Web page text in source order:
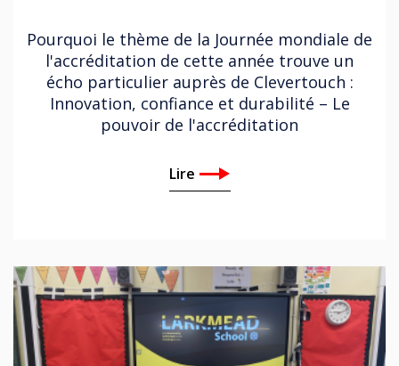
Pourquoi le thème de la Journée mondiale de
l'accréditation de cette année trouve un
écho particulier auprès de Clevertouch :
Innovation, confiance et durabilité – Le
pouvoir de l'accréditation
Lire